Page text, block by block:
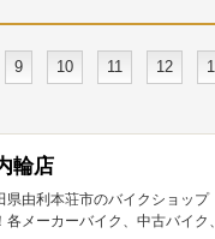
9 10 11 12
輪店
県由利本荘市のバイクショッ
各メーカーバイク、中古バイク